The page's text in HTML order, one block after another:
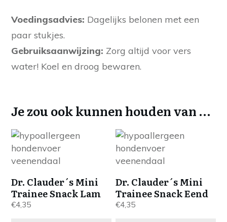
Voedingsadvies: Dagelijks belonen met een
paar stukjes.
Gebruiksaanwijzing: Zorg altijd voor vers
water! Koel en droog bewaren.
Je zou ook kunnen houden van …
Dr. Clauder´s Mini
Trainee Snack Lam
€4,35
Dr. Clauder´s Mini
Trainee Snack Eend
€4,35